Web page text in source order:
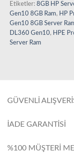
Etiketler: 8GB HP
Gen10 8GB Ram, HP
Gen10 8GB Server
DL360 Gen10, HPE
Server Ram
GÜVENLİ
İADE GARANTİSİ
%100 MÜŞTERİ